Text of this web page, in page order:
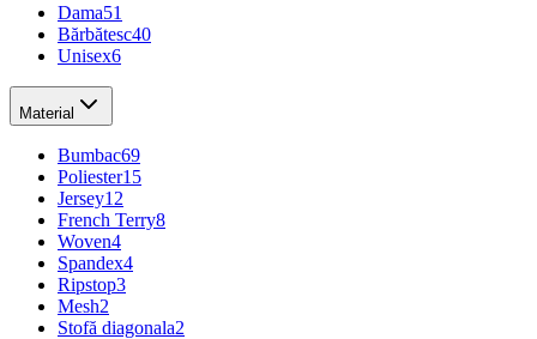
Dama51
Bărbătesc40
Unisex6
Material
Bumbac69
Poliester15
Jersey12
French Terry8
Woven4
Spandex4
Ripstop3
Mesh2
Stofă diagonala2